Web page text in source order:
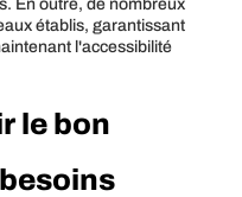
En outre, de nombreux
établis, garantissant
l'accessibilité
le bon